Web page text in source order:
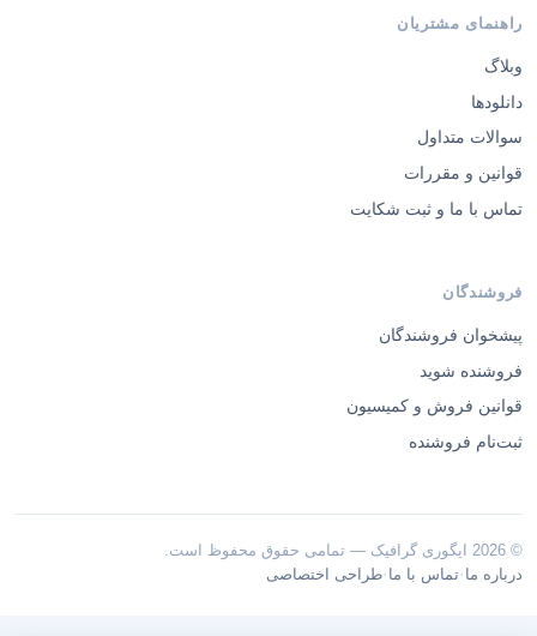
راهنمای مشتریان
وبلاگ
دانلودها
سوالات متداول
قوانین و مقررات
تماس با ما و ثبت شکایت
فروشندگان
پیشخوان فروشندگان
فروشنده شوید
قوانین فروش و کمیسیون
ثبت‌نام فروشنده
© 2026 ایگوری گرافیک — تمامی حقوق محفوظ است.
درباره ما ·تماس با ما ·طراحی اختصاصی